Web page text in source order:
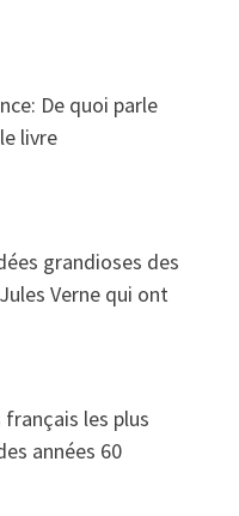
De quoi parle
livre
grandioses des
Verne qui ont
français les plus
années 60